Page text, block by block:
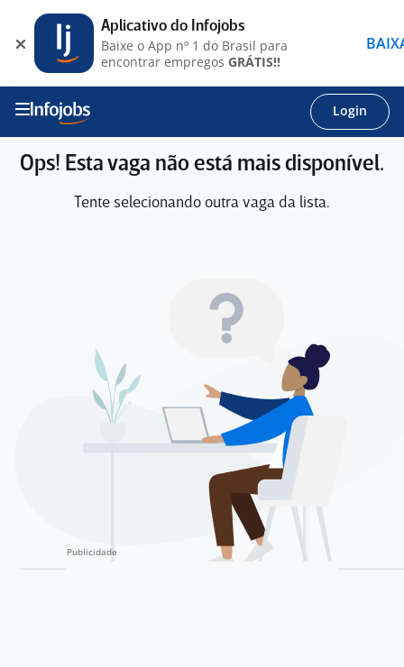
Login
Ops! Esta vaga não está mais disponível.
Tente selecionando outra vaga da lista.
Aplicativo do Infojobs
Baixe o App nº 1 do Brasil para
encontrar empregos GRÁTIS!!